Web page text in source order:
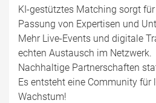
KI-gestütztes Matching sorgt
Passung von Expertisen und
Mehr Live-Events und digitale
echten Austausch im Netzwerk.
Nachhaltige Partnerschaften
Es entsteht eine Community für
Wachstum!